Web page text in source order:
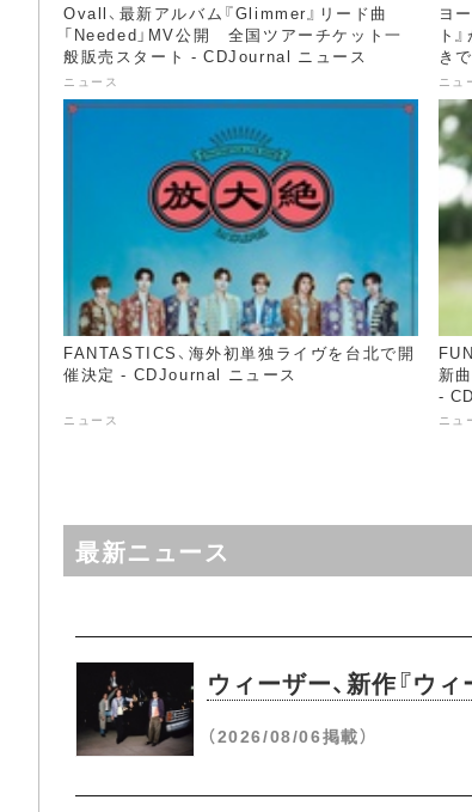
Ovall、最新アルバム『Glimmer』リード曲
「Needed」MV公開 全国ツアーチケット一
般販売スタート - CDJournal ニュース
ニュース
ヨ
ト
き
ニュ
FANTASTICS、海外初単独ライヴを台北で開
催決定 - CDJournal ニュース
ニュース
新
-
ニュ
最新ニュース
ウィーザー、新作『ウ
（2026/08/06掲載）